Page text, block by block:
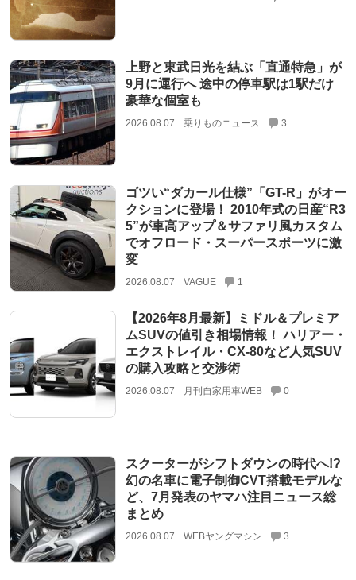
上野と東武日光を結ぶ「直通特急」が
9月に運行へ 途中の停車駅は1駅だけ
豪華な個室も
2026.08.07 乗りものニュース 3
ゴツい“ダカール仕様”「GT-R」がオー
クションに登場！ 2010年式の日産“R3
5”が車高アップ＆サファリ風カスタム
でオフロード・スーパースポーツに激
変
2026.08.07 VAGUE 1
【2026年8月最新】ミドル＆プレミア
ムSUVの値引き相場情報！ ハリアー・
エクストレイル・CX-80など人気SUV
の購入攻略と交渉術
2026.08.07 月刊自家用車WEB 0
スクーターがシフトダウンの時代へ!?
幻の名車に電子制御CVT搭載モデルな
ど、7月発表のヤマハ注目ニュース総
まとめ
2026.08.07 WEBヤングマシン 3